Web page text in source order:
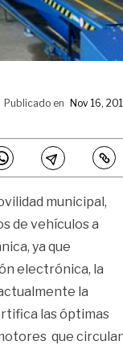
Publicado en Nov 16,
municipal,
de vehículos a
ya que
electrónica, la
la
las óptimas
que